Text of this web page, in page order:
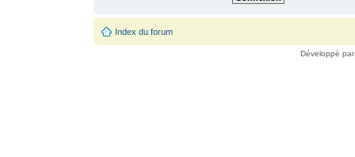
Index du forum
Développé